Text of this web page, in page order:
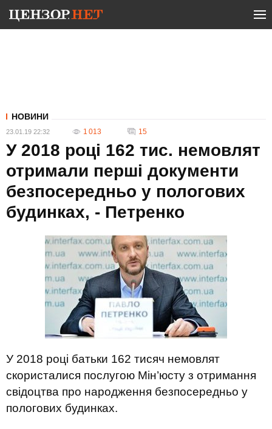
НОВИНИ
23.01.19 22:32 1 013 15
У 2018 році 162 тис. немовлят
отримали перші документи
безпосередньо у пологових
будинках, - Петренко
У 2018 році батьки 162 тисяч немовлят
скористалися послугою Мін’юсту з отримання
свідоцтва про народження безпосередньо у
пологових будинках.